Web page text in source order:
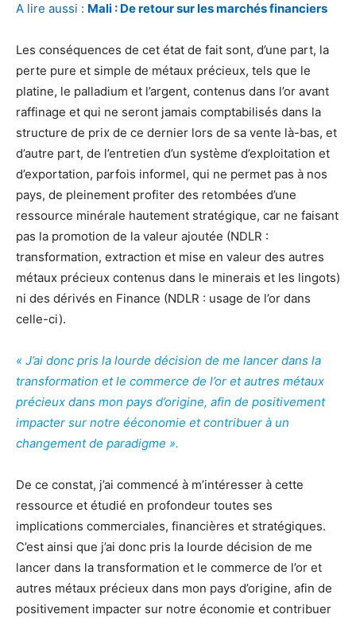
A lire aussi : Mali : De retour sur les marchés financiers
Les conséquences de cet état de fait sont, d’une part, la
perte pure et simple de métaux précieux, tels que le
platine, le palladium et l’argent, contenus dans l’or avant
raffinage et qui ne seront jamais comptabilisés dans la
structure de prix de ce dernier lors de sa vente là-bas, et
d’autre part, de l’entretien d’un système d’exploitation et
d’exportation, parfois informel, qui ne permet pas à nos
pays, de pleinement profiter des retombées d’une
ressource minérale hautement stratégique, car ne faisant
pas la promotion de la valeur ajoutée (NDLR :
transformation, extraction et mise en valeur des autres
métaux précieux contenus dans le minerais et les lingots)
ni des dérivés en Finance (NDLR : usage de l’or dans
celle-ci).
« J’ai donc pris la lourde décision de me lancer dans la
transformation et le commerce de l’or et autres métaux
précieux dans mon pays d’origine, afin de positivement
impacter sur notre ééconomie et contribuer à un
changement de paradigme ».
De ce constat, j’ai commencé à m’intéresser à cette
ressource et étudié en profondeur toutes ses
implications commerciales, financières et stratégiques.
C’est ainsi que j’ai donc pris la lourde décision de me
lancer dans la transformation et le commerce de l’or et
autres métaux précieux dans mon pays d’origine, afin de
positivement impacter sur notre économie et contribuer